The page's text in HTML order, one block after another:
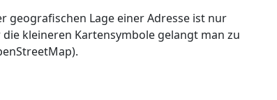
geografischen Lage einer Adresse ist nur
kleineren Kartensymbole gelangt man zu